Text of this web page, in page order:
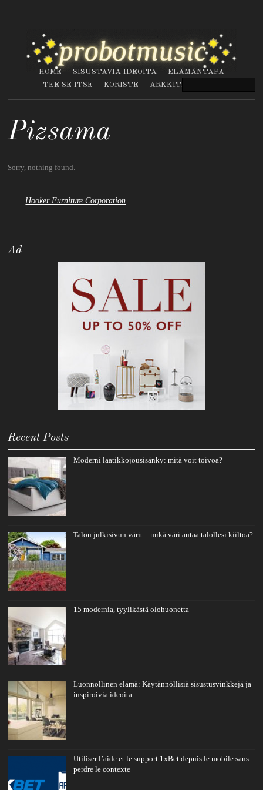
HOME SISUSTAVIA IDEOITA
ELÄMÄNTAPA
TEE SE ITSE
KORISTE ARKKITEHTUURI
Pizsama
Sorry, nothing found.
Hooker Furniture Corporation
Ad
Recent Posts
Moderni laatikkojousisänky: mitä voit toivoa?
Talon julkisivun värit – mikä väri antaa talollesi kiiltoa?
15 modernia, tyylikästä olohuonetta
Luonnollinen elämä: Käytännöllisiä sisustusvinkkejä ja
inspiroivia ideoita
Utiliser l’aide et le support 1xBet depuis le mobile sans
perdre le contexte